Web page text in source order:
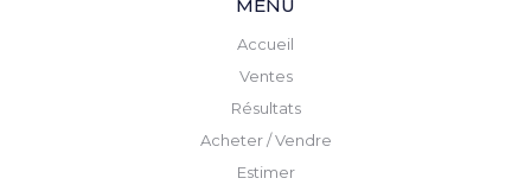
MENU
Accueil
Ventes
Résultats
Acheter / Vendre
Estimer